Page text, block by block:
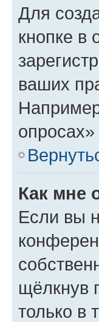
Для
кнопке в
ваших
опросах»
Как мне
Если вы
щёлкнув
только в